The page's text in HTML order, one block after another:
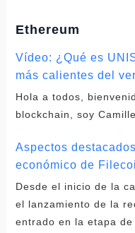
Ethereum
Vídeo: ¿Qué es
más calientes del
Hola a todos,
blockchain, soy
Aspectos
económico de
Desde el inicio de la
el lanzamiento de la
entrado en la etapa